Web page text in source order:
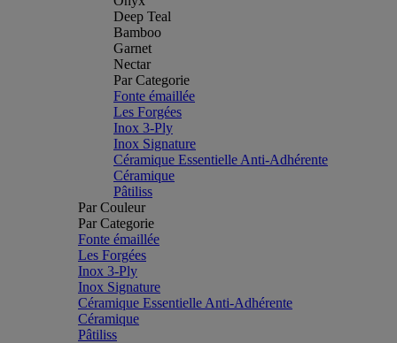
Deep Teal
Bamboo
Garnet
Nectar
Par Categorie
Fonte émaillée
Les Forgées
Inox 3-Ply
Inox Signature
Céramique Essentielle Anti-Adhérente
Céramique
Pâtiliss
Par Couleur
Par Categorie
Fonte émaillée
Les Forgées
Inox 3-Ply
Inox Signature
Céramique Essentielle Anti-Adhérente
Céramique
Pâtiliss